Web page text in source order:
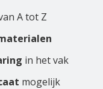
A tot Z
in het vak
mogelijk